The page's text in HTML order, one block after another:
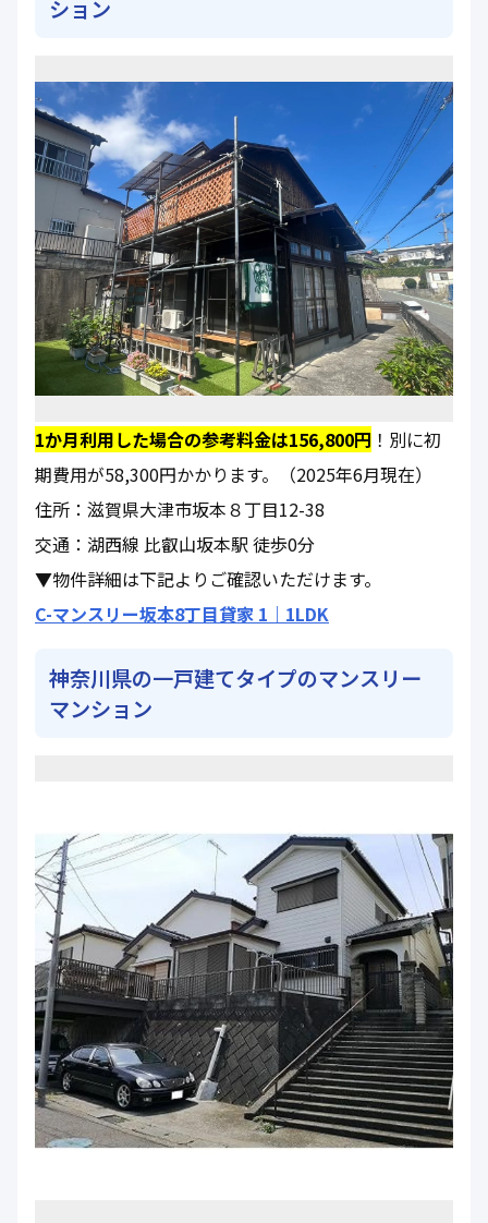
ション
1か月利用した場合の参考料金は156,800円 ！別に初
期費用が58,300円かかります。（2025年6月現在）
住所：滋賀県大津市坂本８丁目12-38
交通：湖西線 比叡山坂本駅 徒歩0分
▼物件詳細は下記よりご確認いただけます。
C-マンスリー坂本8丁目貸家 1｜1LDK
神奈川県の一戸建てタイプのマンスリー
マンション